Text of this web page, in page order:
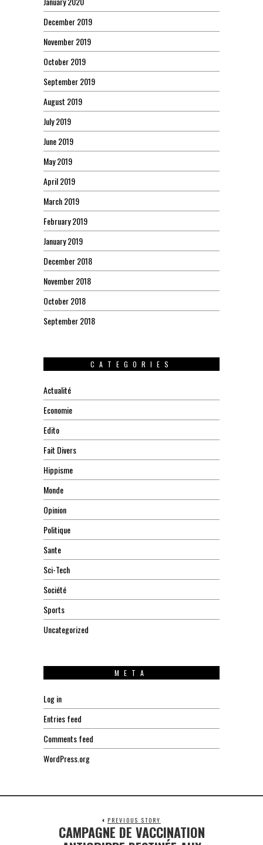
December 2019
November 2019
October 2019
September 2019
August 2019
July 2019
June 2019
May 2019
April 2019
March 2019
February 2019
January 2019
December 2018
November 2018
October 2018
September 2018
CATEGORIES
Actualité
Economie
Edito
Fait Divers
Hippisme
Monde
Opinion
Politique
Sante
Sci-Tech
Société
Sports
Uncategorized
META
Log in
Entries feed
Comments feed
WordPress.org
PREVIOUS STORY
Previous
post:
CAMPAGNE DE VACCINATION